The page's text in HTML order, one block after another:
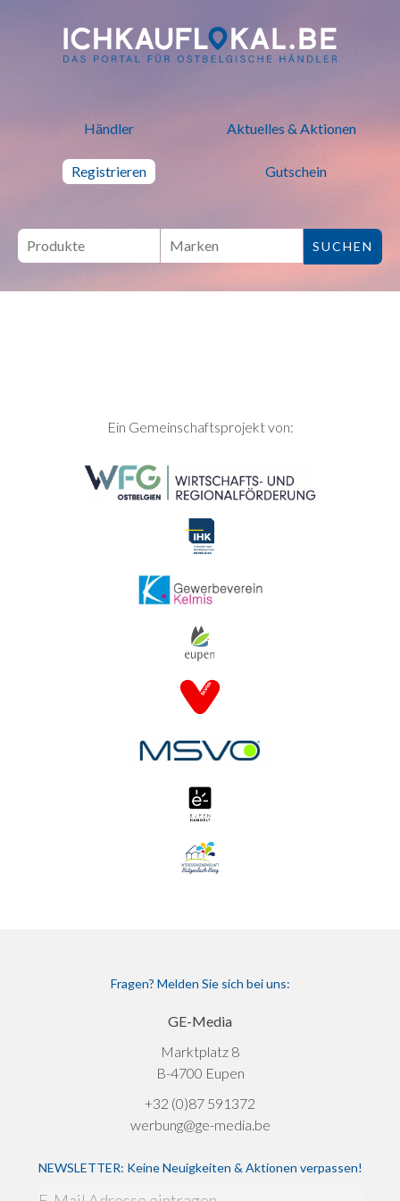
ich kauf lokal - Bei lokalen
Händler Aktuelles & Aktionen
Registrieren Gutschein
SEITENFUSSEin Gemeinschaftsprojekt von:
Fragen? Melden Sie sich bei uns:
GE-Media
Marktplatz 8
B-4700 Eupen
+32 (0)87 591372
werbung@ge-media.be
NEWSLETTER: Keine Neuigkeiten & Aktionen verpassen!